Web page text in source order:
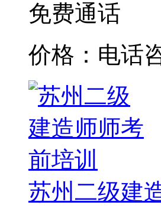
免费通话
价格：电话
苏州二级建